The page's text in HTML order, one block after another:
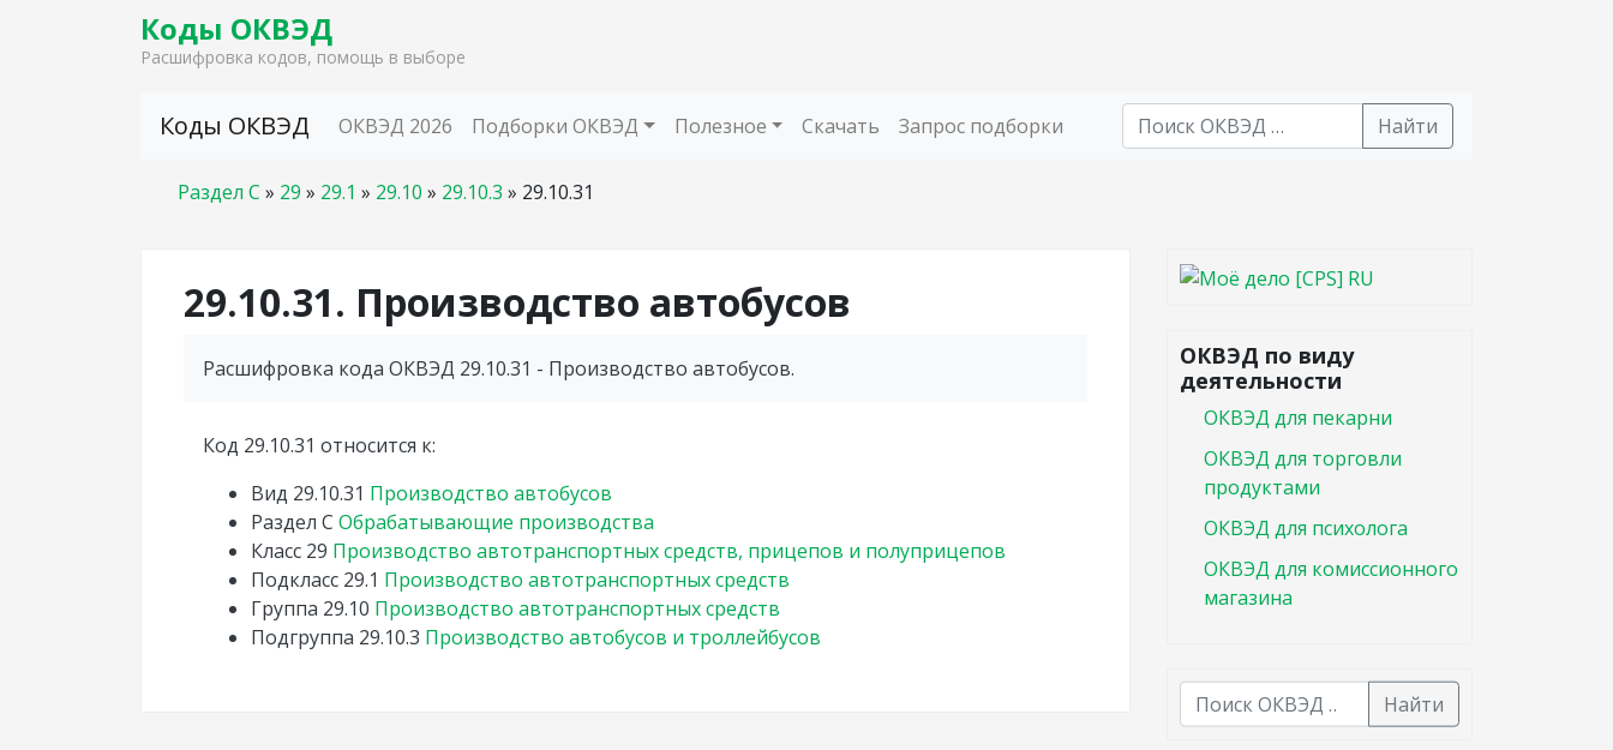
Коды ОКВЭД
Расшифровка кодов, помощь в выборе
Коды ОКВЭД ОКВЭД 2026 Подборки ОКВЭД Полезное Скачать Запрос подборки
Найти
Раздел C » 29 » 29.1 » 29.10 » 29.10.3 » 29.10.31
29.10.31. Производство автобусов
Расшифровка кода ОКВЭД 29.10.31 - Производство автобусов.
Код 29.10.31 относится к:
Вид 29.10.31 Производство автобусов
Раздел C Обрабатывающие производства
Класс 29 Производство автотранспортных средств, прицепов и полуприцепов
Подкласс 29.1 Производство автотранспортных средств
Группа 29.10 Производство автотранспортных средств
Подгруппа 29.10.3 Производство автобусов и троллейбусов
ОКВЭД по виду
деятельности
ОКВЭД для пекарни
ОКВЭД для торговли
продуктами
ОКВЭД для психолога
ОКВЭД для комиссионного
магазина
Найти
В списке найденных результатов